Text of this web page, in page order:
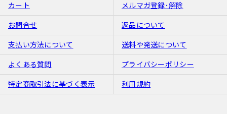
カート メルマガ登録･解除
お問合せ 返品について
支払い方法について 送料や発送について
よくある質問 プライバシーポリシー
特定商取引法に基づく表示 利用規約